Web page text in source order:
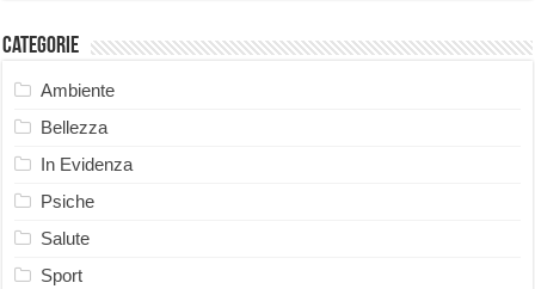
Categorie
Ambiente
Bellezza
In Evidenza
Psiche
Salute
Sport